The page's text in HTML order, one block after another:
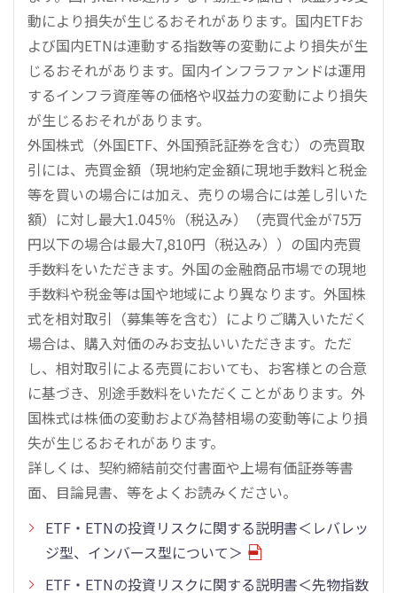
動により損失が生じるおそれがあります。国内ETFお
よび国内ETNは連動する指数等の変動により損失が生
じるおそれがあります。国内インフラファンドは運用
するインフラ資産等の価格や収益力の変動により損失
が生じるおそれがあります。
外国株式（外国ETF、外国預託証券を含む）の売買取
引には、売買金額（現地約定金額に現地手数料と税金
等を買いの場合には加え、売りの場合には差し引いた
額）に対し最大1.045％（税込み）（売買代金が75万
円以下の場合は最大7,810円（税込み））の国内売買
手数料をいただきます。外国の金融商品市場での現地
手数料や税金等は国や地域により異なります。外国株
式を相対取引（募集等を含む）によりご購入いただく
場合は、購入対価のみお支払いいただきます。ただ
し、相対取引による売買においても、お客様との合意
に基づき、別途手数料をいただくことがあります。外
国株式は株価の変動および為替相場の変動等により損
失が生じるおそれがあります。
詳しくは、契約締結前交付書面や上場有価証券等書
面、目論見書、等をよくお読みください。
ETF・ETNの投資リスクに関する説明書＜レバレッ
ジ型、インバース型について＞
ETF・ETNの投資リスクに関する説明書＜先物指数